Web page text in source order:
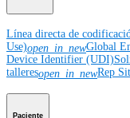
Línea directa de
Use)open_in_newGlobal
Device Identifier (UDI)
talleresopen_in_newRep
Paciente